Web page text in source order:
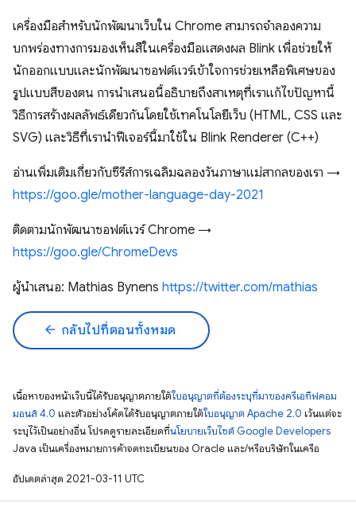
เครื่องมือสำหรับนักพัฒนาเว็บใน Chrome สามารถจำลองความ
บกพร่องทางการมองเห็นสีในเครื่องมือแสดงผล Blink เพื่อช่วยให้
นักออกแบบและนักพัฒนาซอฟต์แวร์เข้าใจการช่วยเหลือพิเศษของ
รูปแบบสีของตน การนำเสนอนี้อธิบายถึงสาเหตุที่เราแก้ไขปัญหานี้
วิธีการสร้างผลลัพธ์เดียวกันโดยใช้เทคโนโลยีเว็บ (HTML, CSS และ
SVG) และวิธีที่เรานำฟีเจอร์นี้มาใช้ใน Blink Renderer (C++)
อ่านเพิ่มเติมเกี่ยวกับซีรีส์การเฉลิมฉลองวันภาษาแม่สากลของเรา →
https://goo.gle/mother-language-day-2021
ติดตามนักพัฒนาซอฟต์แวร์ Chrome →
https://goo.gle/ChromeDevs
ผู้นำเสนอ: Mathias Bynens https://twitter.com/mathias​
arrow_back กลับไปที่ตอนทั้งหมด
เนื้อหาของหน้าเว็บนี้ได้รับอนุญาตภายใต้ใบอนุญาตที่ต้องระบุที่มาของครีเอทีฟคอม
มอนส์ 4.0 และตัวอย่างโค้ดได้รับอนุญาตภายใต้ใบอนุญาต Apache 2.0 เว้นแต่จะ
ระบุไว้เป็นอย่างอื่น โปรดดูรายละเอียดที่นโยบายเว็บไซต์ Google Developers
Java เป็นเครื่องหมายการค้าจดทะเบียนของ Oracle และ/หรือบริษัทในเครือ
อัปเดตล่าสุด 2021-03-11 UTC